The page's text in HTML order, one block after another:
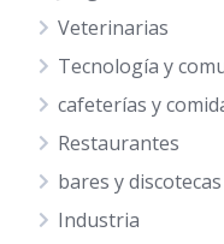
Veterinarias
Tecnología y
cafeterías y
Restaurantes
bares y discotecas
Industria